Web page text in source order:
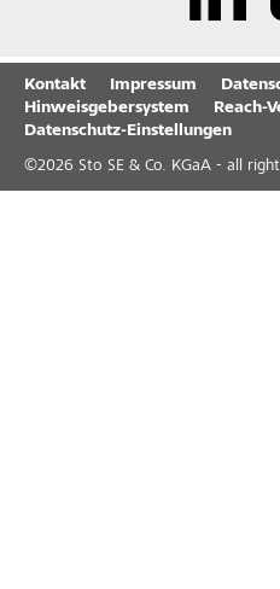
Kontakt Impressum
Hinweisgebersystem
Reach-
Datenschutz-Einstellungen
©2026 Sto SE & Co. KGaA - all